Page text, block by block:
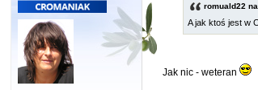
romuald22
A jak ktoś jest w
Jak nic - weteran